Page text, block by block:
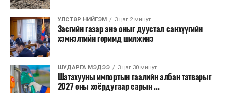
секундэд 4-9 метр. 25-27 хэм дулаан
байна.
ТЭРЭЛЖ ОРЧМООР:Багавтар үүлтэй.
Бороо орохгүй. Салхи баруун хойноос
секундэд 4-9 метр. 25-27 хэм дулаан
байна.
УЛСТӨР НИЙГЭМ 3 цаг 2 минут
Засгийн газар энэ оныг дуустал санхүүгийн
хэмнэлтийн горимд шилжинэ
ШУДАРГА МЭДЭЭ 3 цаг 30 минут
Шатахууны импортын гаалийн албан татварыг
2027 оны хоёрдугаар сарын ...